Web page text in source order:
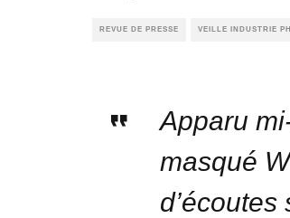
REVUE DE PRESSE VEILLE INDUSTRIE
Apparu
masqué